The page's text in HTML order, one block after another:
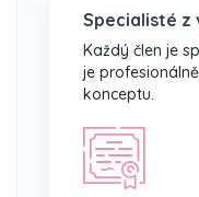
Specialisté z
Každý člen je
je
konceptu.